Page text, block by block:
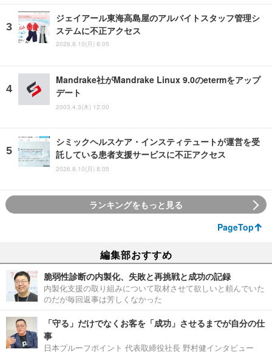
ジェイアール東海高島屋のアルバイトスタッフ管理シ
ステムに不正アクセス
2026.8.10(月) 8:05
Mandrake社がMandrake Linux 9.0のetermをアップ
デート
2003.4.3(木) 12:00
シミックヘルスケア・インスティテュートが運営を受
託している患者支援サービスに不正アクセス
2026.8.10(月) 8:05
ランキングをもっと見る
PageTop
編集部おすすめ
脆弱性診断の内製化、失敗と再挑戦と成功の記録
内製化支援の取り組みについて取材させて欲しいと頼んでいた
のだが毎回返事は芳しくなかった
「守る」だけでなくお客を「成功」させるまでが自分の仕
事
日本プルーフポイント 代表取締役社長 野村健インタビュー